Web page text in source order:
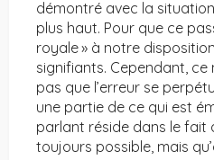
démontré avec la
plus haut. Pour que ce
royale » à notre
signifiants. Cependant, ce
pas que l’erreur se
une partie de ce qui est
parlant réside dans le fait
toujours possible, mais